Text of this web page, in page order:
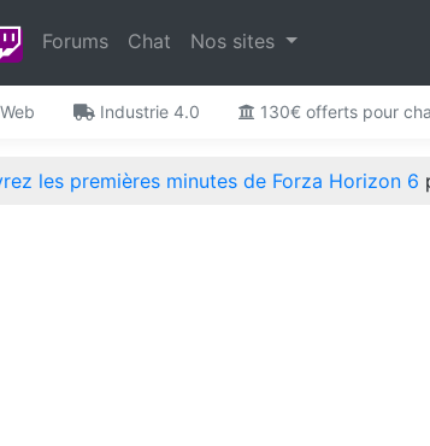
Forums Chat Nos sites
Industrie 4.0 130€ offerts pour
les premières minutes de Forza Horizon 6